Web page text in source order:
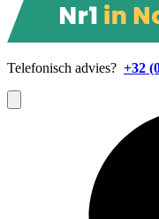
Telefonisch advies? +32